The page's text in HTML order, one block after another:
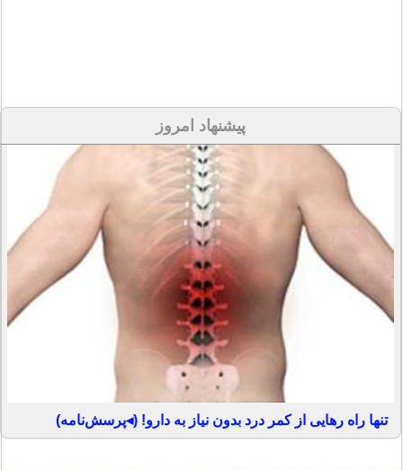
پیشنهاد امروز
تنها راه رهایی از کمر درد بدون نیاز به دارو! (◂پرسش‌نامه)